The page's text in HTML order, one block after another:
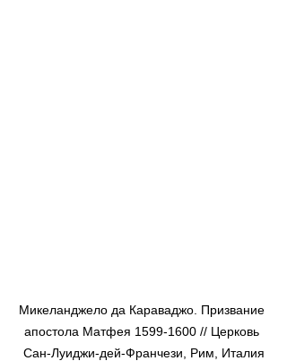
Микеланджело да Караваджо. Призвание
апостола Матфея 1599-1600 // Церковь
Сан-Луиджи-дей-Франчези, Рим, Италия